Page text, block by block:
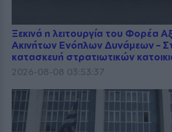
Ξεκινά η λειτουργία του Φορέα
Ακινήτων Ενόπλων Δυνάμεων –
κατασκευή στρατιωτικών
2026-08-08 03:53:37